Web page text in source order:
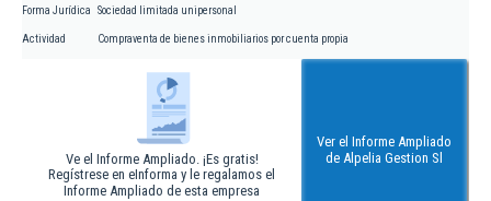
Forma Jurídica Sociedad limitada unipersonal
Actividad Compraventa de bienes inmobiliarios por cuenta propia
Ve el Informe Ampliado. ¡Es gratis!
Regístrese en eInforma y le regalamos el
Informe Ampliado de esta empresa
Ver el Informe Ampliado
de Alpelia Gestion Sl